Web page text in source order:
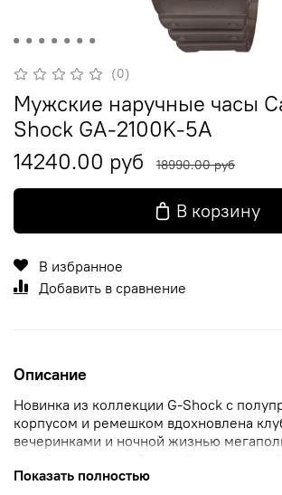
(0)
Мужские наручные часы
Shock GA-2100K-5A
14240.00 руб
18990.00 руб
В корзину
В избранное
Добавить в сравнение
Описание
Новинка из коллекции G-Shock с
корпусом и ремешком вдохновлена
вечеринками и ночной жизнью
активного отдыха на природе. Модель
Показать полностью